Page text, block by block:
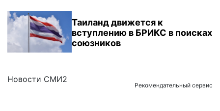
Таиланд движется к
вступлению в БРИКС в поисках
союзников
Новости СМИ2
Рекомендательный сервис